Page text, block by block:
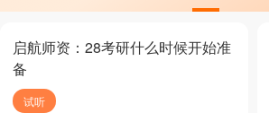
启航师资：28考研什么时候开始准
备
试听